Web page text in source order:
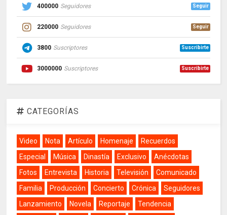
400000 Seguidores Seguir
220000 Seguidores Seguir
3800 Suscriptores Suscribirte
3000000 Suscriptores Suscribirte
CATEGORÍAS
Video Nota Artículo Homenaje
Recuerdos
Especial
Música Dinastía Exclusivo
Anécdotas
Fotos
Entrevista Historia Televisión
Comunicado
Familia
Producción Concierto Crónica
Seguidores
Lanzamiento
Novela Reportaje
Tendencia